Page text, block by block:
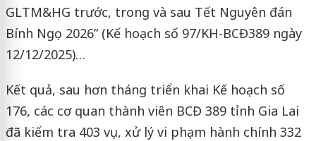
GLTM&HG trước, trong và sau Tết Nguyên đán
Bính Ngọ 2026” (Kế hoạch số 97/KH-BCĐ389 ngày
12/12/2025)…
Kết quả, sau hơn tháng triển khai Kế hoạch số
176, các cơ quan thành viên BCĐ 389 tỉnh Gia Lai
đã kiểm tra 403 vụ, xử lý vi phạm hành chính 332